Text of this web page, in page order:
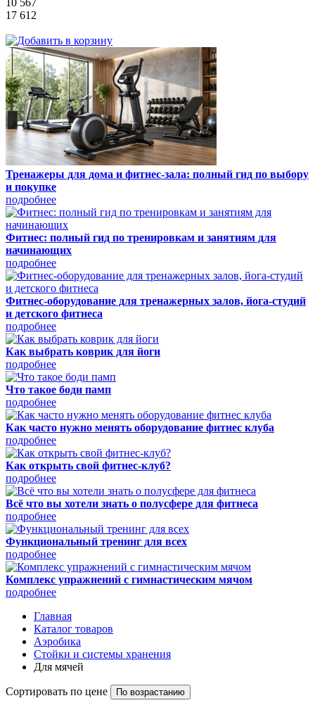
10 567
17 612
Тренажеры для дома и фитнес-зала: полный гид по выбору
и покупке
подробнее
Фитнес: полный гид по тренировкам и занятиям для
начинающих
подробнее
Фитнес-оборудование для тренажерных залов, йога-студий
и детского фитнеса
подробнее
Как выбрать коврик для йоги
подробнее
Что такое боди памп
подробнее
Как часто нужно менять оборудование фитнес клуба
подробнее
Как открыть свой фитнес-клуб?
подробнее
Всё что вы хотели знать о полусфере для фитнеса
подробнее
Функциональный тренинг для всех
подробнее
Комплекс упражнений с гимнастическим мячом
подробнее
Главная
Каталог товаров
Аэробика
Стойки и системы хранения
Для мячей
Сортировать по цене По возрастанию